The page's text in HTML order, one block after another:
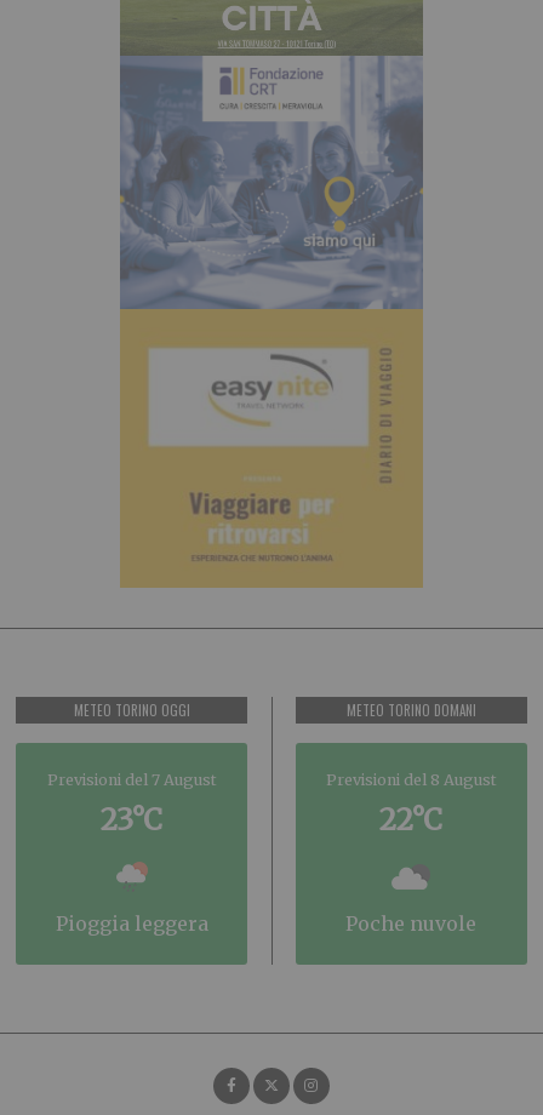
METEO TORINO OGGI
Previsioni del 7 August
23°C
pioggia leggera
METEO TORINO DOMANI
Previsioni del 8 August
22°C
poche nuvole